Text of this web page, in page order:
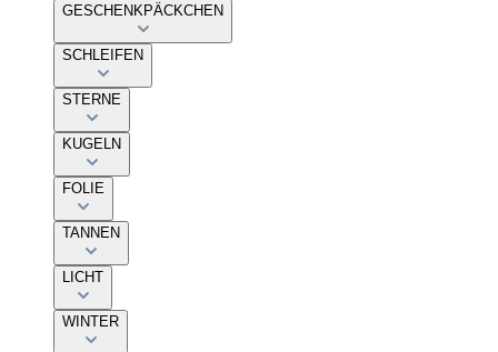
GESCHENKPÄCKCHEN
SCHLEIFEN
STERNE
KUGELN
FOLIE
TANNEN
LICHT
WINTER